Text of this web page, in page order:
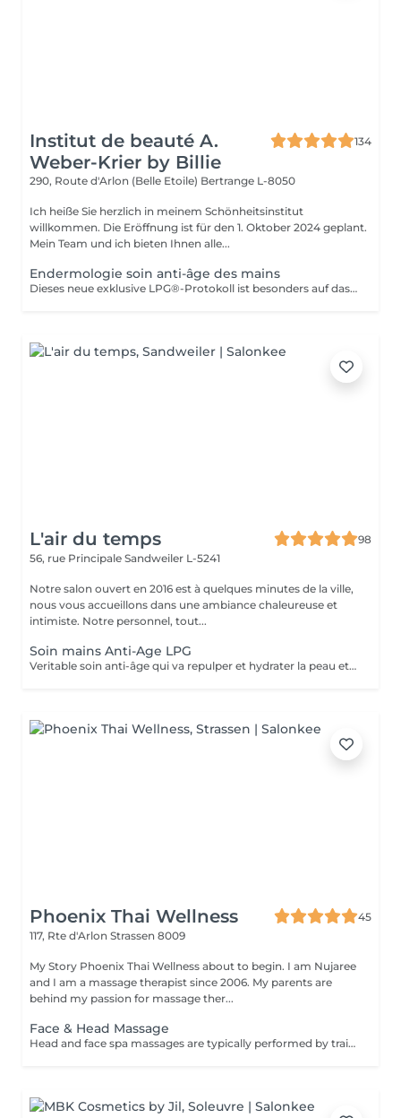
Institut de beauté A.
Weber-Krier by Billie
134
290, Route d'Arlon (Belle Etoile) Bertrange L-8050
Ich heiße Sie herzlich in meinem Schönheitsinstitut
willkommen. Die Eröffnung ist für den 1. Oktober 2024 geplant.
Mein Team und ich bieten Ihnen alle...
Endermologie soin anti-âge des mains
Dieses neue exklusive LPG®-Protokoll ist besonders auf das Wohlbefinden der Verbraucher bedacht und stellt eine Allianz aus Technik dar, die auf der patentierten Technologie des CelluM6 Alliance®-Geräts und der Sensorik für eine sofortige und dauerhafte Wirkung auf den Körper basiert. Und dies dank einer Reihe von Manövern, die sowohl vom Alliance®-Behandlungskopf, dem Auflegen einer Maske als auch von den Händen des Behandlers ausgeführt werden
L'air du temps
98
56, rue Principale Sandweiler L-5241
Notre salon ouvert en 2016 est à quelques minutes de la ville,
nous vous accueillons dans une ambiance chaleureuse et
intimiste. Notre personnel, tout...
Soin mains Anti-Age LPG
Veritable soin anti-âge qui va repulper et hydrater la peau et atténuer les taches. Nettoyage, gommage, massage mécanique, gants avec principes actifs. Les mains sont toujours exposées à l'air et sont sujettes à un vieillissement plus rapides de la peau.NOUS AVONS LA DERNIERE MACHINE LPG DE 2025 LPG INFINITY, ENCORE PLUS DE RESULTAT
Phoenix Thai Wellness
45
117, Rte d'Arlon Strassen 8009
My Story Phoenix Thai Wellness about to begin. I am Nujaree
and I am a massage therapist since 2006. My parents are
behind my passion for massage ther...
Face & Head Massage
Head and face spa massages are typically performed by trained professionals in spa or wellness centers, providing a range of benefits including deep stress relief, a refreshed and revitalized feeling, eased muscle tightness, and enhanced skin health.